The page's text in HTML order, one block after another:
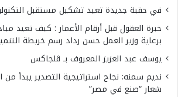
في حقبة جديدة تعيد تشكيل مستقبل
برعاية وزير العمل حسن رداد رسم خريطة
يوسف عبد العزيز المعروف بـ ڤلجاكس
نديم سمنه: نجاح استراتيجية التصدير يبدأ من
شعار “صنع في مصر”